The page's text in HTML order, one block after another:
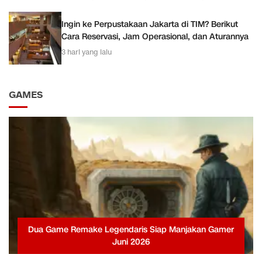
Ingin ke Perpustakaan Jakarta di TIM? Berikut
Cara Reservasi, Jam Operasional, dan Aturannya
3 hari yang lalu
GAMES
Dua Game Remake Legendaris Siap Manjakan Gamer
Juni 2026